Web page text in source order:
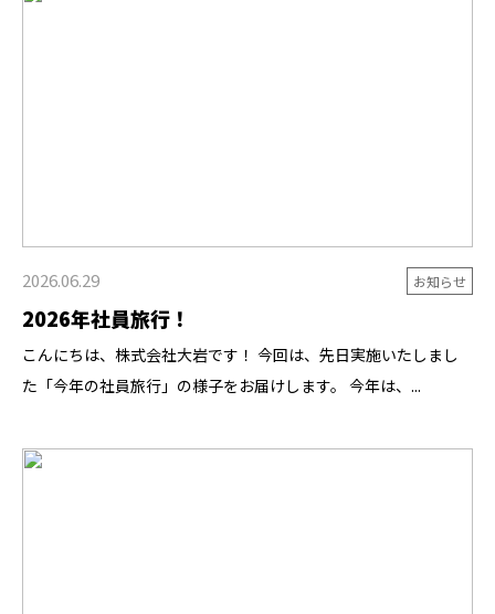
2026.06.29 お知らせ
2026年社員旅行！
こんにちは、株式会社大岩です！ 今回は、先日実施いたしまし
た「今年の社員旅行」の様子をお届けします。 今年は、...